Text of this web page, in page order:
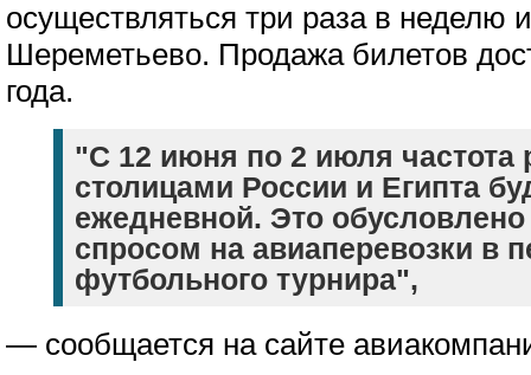
осуществляться три раза в неделю
Шереметьево. Продажа билетов
года.
"С 12 июня по 2 июля частота
столицами России и Египта
ежедневной. Это
спросом на авиаперевозки в
футбольного турнира",
— сообщается на сайте